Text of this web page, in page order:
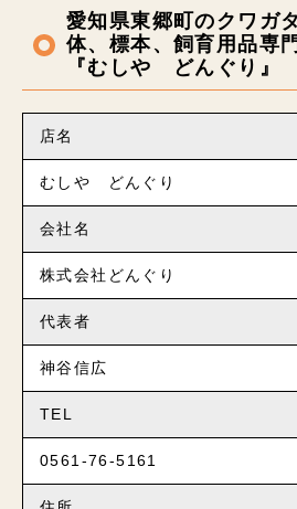
愛知県東郷町のクワガ
体、標本、飼育用品専
『むしや どんぐり』
店名
むしや どんぐり
会社名
株式会社どんぐり
代表者
神谷信広
TEL
0561-76-5161